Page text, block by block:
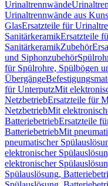
Urinaltrennwände
Urinaltrennwände aus
GlasErsatzteile für
SanitärkeramikErsatzteile
SanitärkeramikZubehör
und Siphonzubehör
für Spülrohre, Spülbögen
Übergänge
für UnterputzMit
NetzbetriebErsatzteile für
NetzbetriebMit
BatteriebetriebErsatzteile
BatteriebetriebMit
pneumatischer
elektronischer
elektronischer
Spülauslösung,